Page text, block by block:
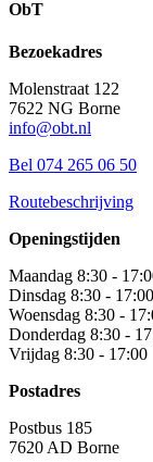
ObT
Bezoekadres
Molenstraat 122
7622 NG Borne
info@obt.nl
Bel 074 265 06 50
Routebeschrijving
Openingstijden
Maandag 8:30 -
Dinsdag 8:30 - 17:00
Woensdag 8:30 -
Donderdag 8:30 -
Vrijdag 8:30 - 17:00
Postadres
Postbus 185
7620 AD Borne